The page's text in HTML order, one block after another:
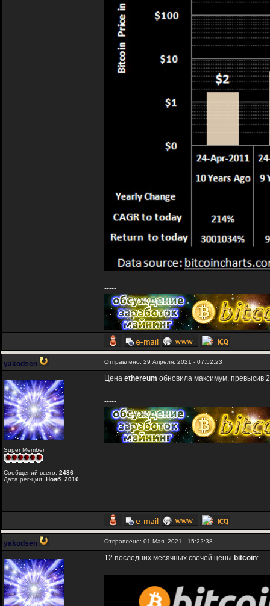
-----
yakodsen Отправлено: 29 Апреля, 2021 - 07:52:23
Super Member
Сообщений всего: 2486
Дата рег-ции: Нояб. 2010
Цена ethereum обновила максимум, превысив
-----
yakodsen Отправлено: 01 Мая, 2021 - 15:22:38
12 последних месячных свечей цены bitcoin: